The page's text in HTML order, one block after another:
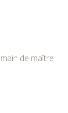
de maître